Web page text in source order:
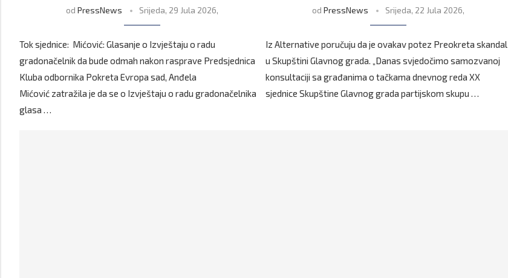
odPressNews Srijeda, 29 Jula 2026,
Tok sjednice: Mićović: Glasanje o Izvještaju o radu
gradonačelnik da bude odmah nakon rasprave Predsjednica
Kluba odbornika Pokreta Evropa sad, Anđela
Mićović zatražila je da se o Izvještaju o radu gradonačelnika
glasa …
od PressNews Srijeda, 22 Jula 2026,
Iz Alternative poručuju da je ovakav potez Preokreta skandal
u Skupštini Glavnog grada. „Danas svjedočimo samozvanoj
konsultaciji sa građanima o tačkama dnevnog reda XX
sjednice Skupštine Glavnog grada partijskom skupu …